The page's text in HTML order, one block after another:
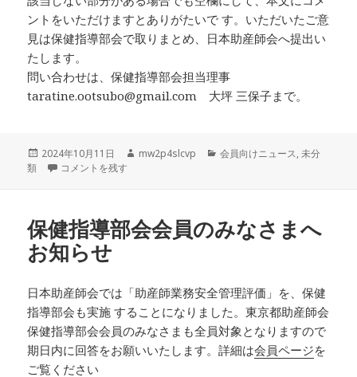
ントをいただけますとありがたいで す。いただいたご意
見は保健指導部会で取りまとめ、日本助産師会へ提出い
たします。
問い合わせは、保健指導部会担当理事
taratine.ootsubo@gmail.com 大坪 三保子まで。
投
稿
2024年10月11日
作
mw2p4slcvp
カ
会員向けニュース,未分
類
保健指導部部会員助産業務安全管理評価について に
コメントを残す
保健指導部会会員のみなさまへ
お知らせ
日本助産師会では「助産師業務安全管理評価」を、保健
指導部会も実施 することになりました。東京都助産師会
保健指導部会会員のみなさまも全員対象となりますので
期日内に回答をお願いいたします。詳細は会員ページを
ご覧ください